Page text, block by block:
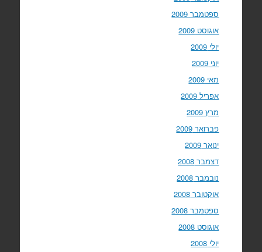
ספטמבר 2009
אוגוסט 2009
יולי 2009
יוני 2009
מאי 2009
אפריל 2009
מרץ 2009
פברואר 2009
ינואר 2009
דצמבר 2008
נובמבר 2008
אוקטובר 2008
ספטמבר 2008
אוגוסט 2008
יולי 2008